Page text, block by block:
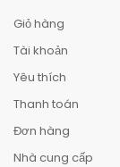
Giỏ hàng
Tài khoản
Yêu thích
Thanh toán
Đơn hàng
Nhà cung cấp